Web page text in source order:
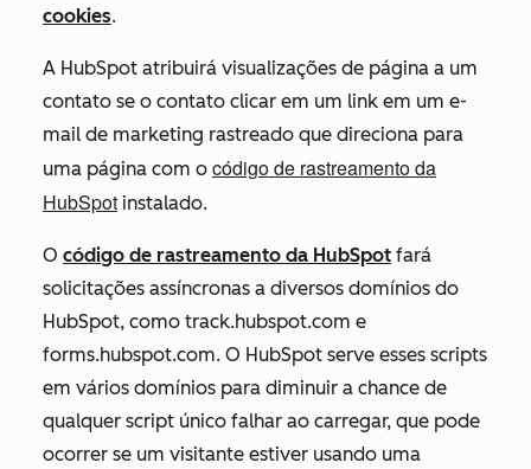
cookies.
A HubSpot atribuirá visualizações de página a um
contato se o contato clicar em um link em um e-
mail de marketing rastreado que direciona para
uma página com o código de rastreamento da
HubSpot instalado.
O código de rastreamento da HubSpot fará
solicitações assíncronas a diversos domínios do
HubSpot, como track.hubspot.com e
forms.hubspot.com. O HubSpot serve esses scripts
em vários domínios para diminuir a chance de
qualquer script único falhar ao carregar, que pode
ocorrer se um visitante estiver usando uma